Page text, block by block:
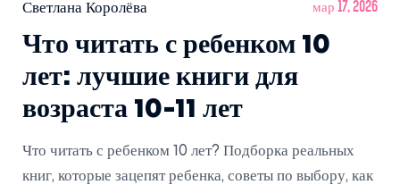
Светлана Королёва мар 17, 2026
Что читать с ребенком 10
лет: лучшие книги для
возраста 10-11 лет
Что читать с ребенком 10 лет? Подборка реальных
книг, которые зацепят ребенка, советы по выбору, как